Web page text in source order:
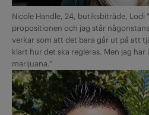
Nicole Handle, 24, butiksbiträde, Lodi
propositionen och jag står
verkar som att det bara går ut på att
klart hur det ska regleras. Men jag
marijuana."